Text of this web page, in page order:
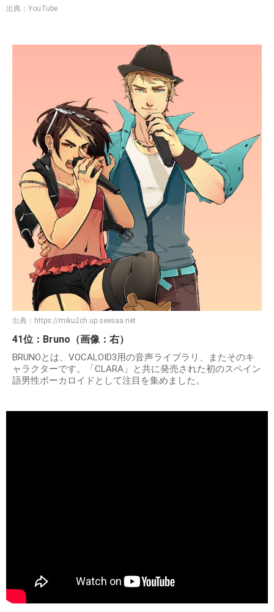
出典：YouTube
出典： https://miku2ch.up.seesaa.net
41位：Bruno（画像：右）
BRUNOとは、VOCALOID3用の音声ライブラリ、またそのキ
ャラクターです。「CLARA」と共に発売された初のスペイン
語男性ボーカロイドとして注目を集めました。